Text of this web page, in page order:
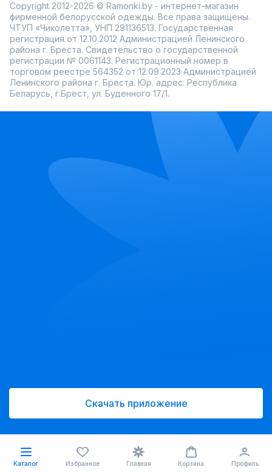
Copyright 2012-2026 © Ramonki.by - интернет-магазин
фирменной белорусской одежды. Все права защищены.
ЧТУП «Чиколетта», УНП 291136513. Государственная
регистрация от 12.10.2012 Администрацией Ленинского
района г. Бреста. Свидетельство о государственной
регистрации № 0061143. Регистрационный номер в
торговом реестре 564352 от 12.09.2023 Администрацией
Ленинского района г. Бреста. Юр. адрес: Республика
Беларусь, г.Брест, ул. Буденного 17/1.
Скачать приложение
Каталог Избранное Главная Корзина Профиль